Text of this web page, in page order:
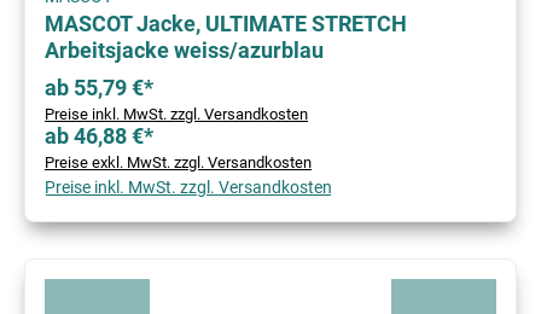
MASCOT Jacke, ULTIMATE STRETCH
Arbeitsjacke weiss/azurblau
ab 55,79 €*
Preise inkl. MwSt. zzgl. Versandkosten
ab 46,88 €*
Preise exkl. MwSt. zzgl. Versandkosten
Preise inkl. MwSt. zzgl. Versandkosten